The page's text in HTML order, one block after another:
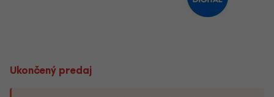
Ukončený predaj